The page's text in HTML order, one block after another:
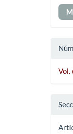
Vol.